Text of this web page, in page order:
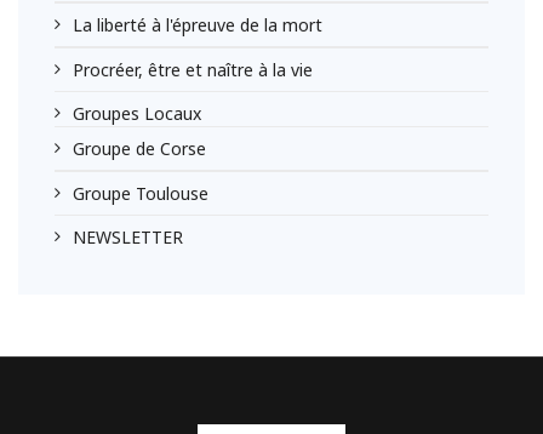
La liberté à l'épreuve de la mort
Procréer, être et naître à la vie
Groupes Locaux
Groupe de Corse
Groupe Toulouse
NEWSLETTER